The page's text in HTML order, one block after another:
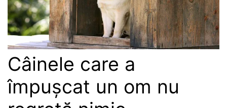
Câinele care a
împușcat un om nu